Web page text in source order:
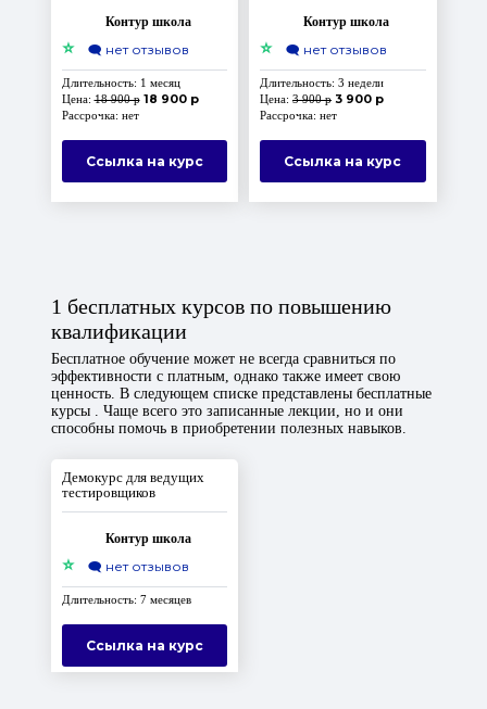
Контур школа
⭐ 🗨️ нет отзывов
Длительность: 1 месяц
Цена:18 900 р 18 900 р
Рассрочка: нет
Ссылка на курс
от чрезвычайных
Контур школа
⭐ 🗨️ нет отзывов
Длительность: 3 недели
Цена: 3 900 р 3 900 р
Рассрочка: нет
Ссылка на курс
1 бесплатных курсов по повышению
квалификации
Бесплатное обучение может не всегда сравниться по
эффективности с платным, однако также имеет свою
ценность. В следующем списке представлены бесплатные
курсы . Чаще всего это записанные лекции, но и они
способны помочь в приобретении полезных навыков.
Демокурс для ведущих
тестировщиков
Контур школа
⭐ 🗨️ нет отзывов
Длительность: 7 месяцев
Ссылка на курс